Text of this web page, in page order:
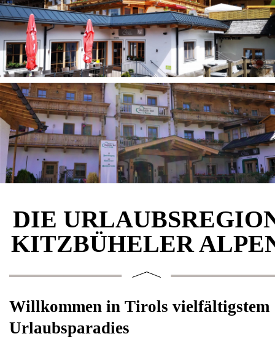
DIE
KITZBÜHELER
Willkommen in Tirols vielfältigstem
Urlaubsparadies